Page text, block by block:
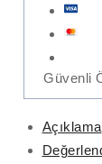
Güvenli
Açıklama